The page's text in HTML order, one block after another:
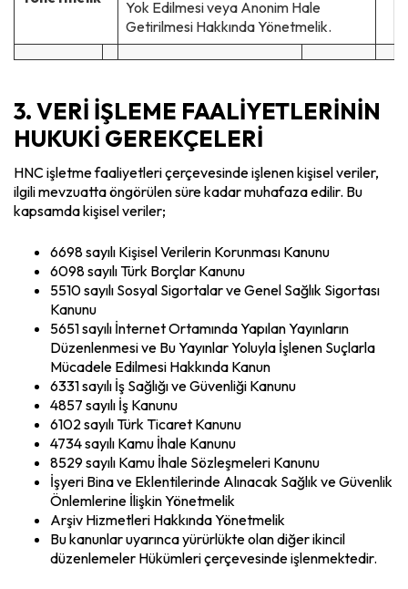
Yok Edilmesi veya Anonim Hale
Getirilmesi Hakkında Yönetmelik.
3. VERİ İŞLEME FAALİYETLERİNİN
HUKUKİ GEREKÇELERİ
HNC işletme faaliyetleri çerçevesinde işlenen kişisel veriler,
ilgili mevzuatta öngörülen süre kadar muhafaza edilir. Bu
kapsamda kişisel veriler;
6698 sayılı Kişisel Verilerin Korunması Kanunu
6098 sayılı Türk Borçlar Kanunu
5510 sayılı Sosyal Sigortalar ve Genel Sağlık Sigortası
Kanunu
5651 sayılı İnternet Ortamında Yapılan Yayınların
Düzenlenmesi ve Bu Yayınlar Yoluyla İşlenen Suçlarla
Mücadele Edilmesi Hakkında Kanun
6331 sayılı İş Sağlığı ve Güvenliği Kanunu
4857 sayılı İş Kanunu
6102 sayılı Türk Ticaret Kanunu
4734 sayılı Kamu İhale Kanunu
8529 sayılı Kamu İhale Sözleşmeleri Kanunu
İşyeri Bina ve Eklentilerinde Alınacak Sağlık ve Güvenlik
Önlemlerine İlişkin Yönetmelik
Arşiv Hizmetleri Hakkında Yönetmelik
Bu kanunlar uyarınca yürürlükte olan diğer ikincil
düzenlemeler Hükümleri çerçevesinde işlenmektedir.